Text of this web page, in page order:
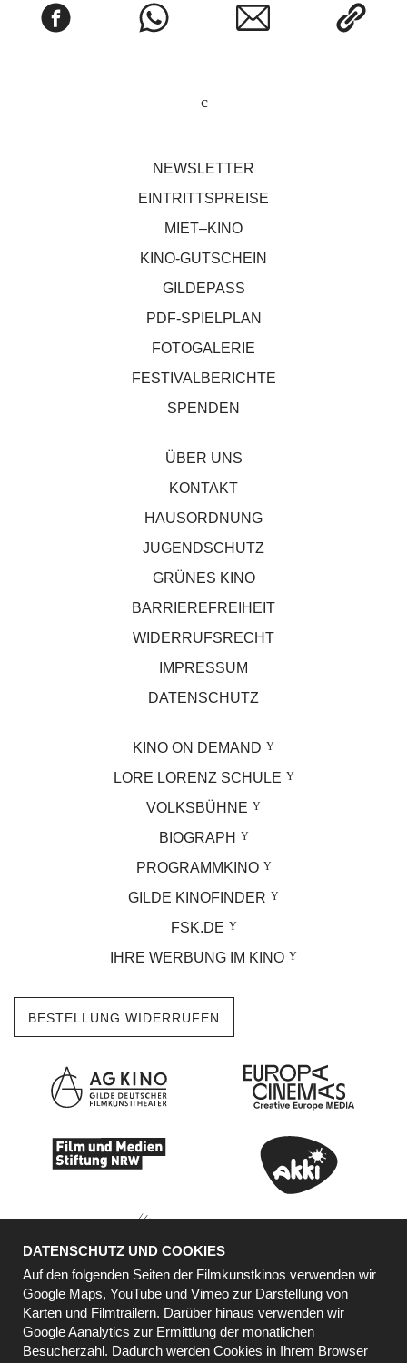
NEWSLETTER
EINTRITTSPREISE
MIET–KINO
KINO-GUTSCHEIN
GILDEPASS
PDF-SPIELPLAN
FOTOGALERIE
FESTIVALBERICHTE
SPENDEN
ÜBER UNS
KONTAKT
HAUSORDNUNG
JUGENDSCHUTZ
GRÜNES KINO
BARRIEREFREIHEIT
WIDERRUFSRECHT
IMPRESSUM
DATENSCHUTZ
KINO ON DEMAND
LORE LORENZ SCHULE
VOLKSBÜHNE
BIOGRAPH
PROGRAMMKINO
GILDE KINOFINDER
FSK.DE
IHRE WERBUNG IM KINO
BESTELLUNG WIDERRUFEN
KOOPERATIONSPARTNER
DATENSCHUTZ UND COOKIES
Auf den folgenden Seiten der Filmkunstkinos verwenden wir
Google Maps, YouTube und Vimeo zur Darstellung von
Karten und Filmtrailern. Darüber hinaus verwenden wir
Google Aanalytics zur Ermittlung der monatlichen
Besucherzahl. Dadurch werden Cookies in Ihrem Browser